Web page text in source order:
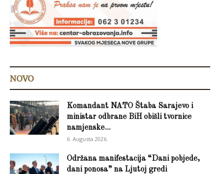
NOVO
Komandant NATO Štaba Sarajevo i
ministar odbrane BiH obišli tvornice
namjenske...
6. Augusta 2026.
Održana manifestacija “Dani pobjede,
dani ponosa” na Ljutoj gredi